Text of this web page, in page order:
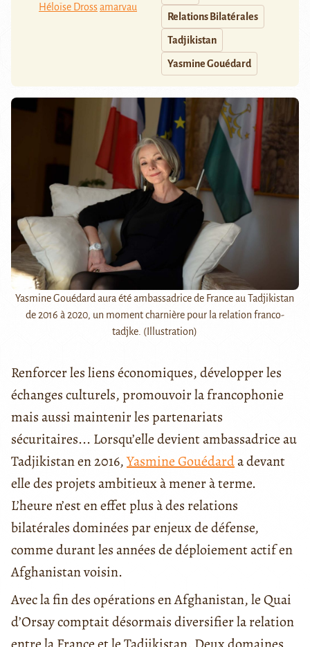
Héloïse Drossamarvau
Relations Bilatérales
Tadjikistan
Yasmine Gouédard
Yasmine Gouédard aura été ambassadrice de France au Tadjikistan
de 2016 à 2020, un moment charnière pour la relation franco-
tadjke. (Illustration)
Renforcer les liens économiques, développer les
échanges culturels, promouvoir la francophonie
mais aussi maintenir les partenariats
sécuritaires... Lorsqu’elle devient ambassadrice au
Tadjikistan en 2016,Yasmine Gouédarda devant
elle des projets ambitieux à mener à terme.
L’heure n’est en effet plus à des relations
bilatérales dominées par enjeux de défense,
comme durant les années de déploiement actif en
Afghanistan voisin.
Avec la fin des opérations en Afghanistan, le Quai
d’Orsay comptait désormais diversifier la relation